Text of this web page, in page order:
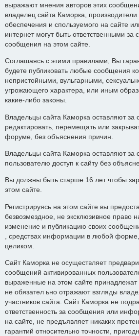
выражают мнения авторов этих
владелец сайта Каморка,
обеспечения и спользуемого на сайте
интернет могут быть ответственными
сообщения на этом сайте.
Соглашаясь с этими правилами, Вы
будете публиковать любые сообщения
непристойными, вульгарными,
угрожающего характера, или иным
какие-либо законы.
Владельцы сайта Каморка оставляют за
редактировать, перемещать или
форуме, без объяснения причин.
Владельцы сайта Каморка оставляют за
пользователю доступ к сайту без
Вы должны быть старше 16 лет чтобы
этом сайте.
Регистрируясь на этом сайте вы
безвозмездное, не эксклюзивное право
изменение и публикацию своих
, средствах информации в любой
целиком.
Сайт Каморка не осуществляет
сообщений активированных
выраженные на этом сайте
не обязател ьно отражают взгляды
участников сайта. Сайт Каморка не
ответственность за сообщения или
на сайте, не предъявляет никаких
гарантий относительно точности,